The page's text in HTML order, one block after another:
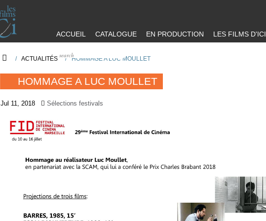
ACCUEIL CATALOGUE EN PRODUCTION LES FILMS D'ICI
/ ACTUALITÉS / HOMMAGE A LUC MOULLET
HOMMAGE A LUC MOULLET
Jul 11, 2018 Sélections festivals